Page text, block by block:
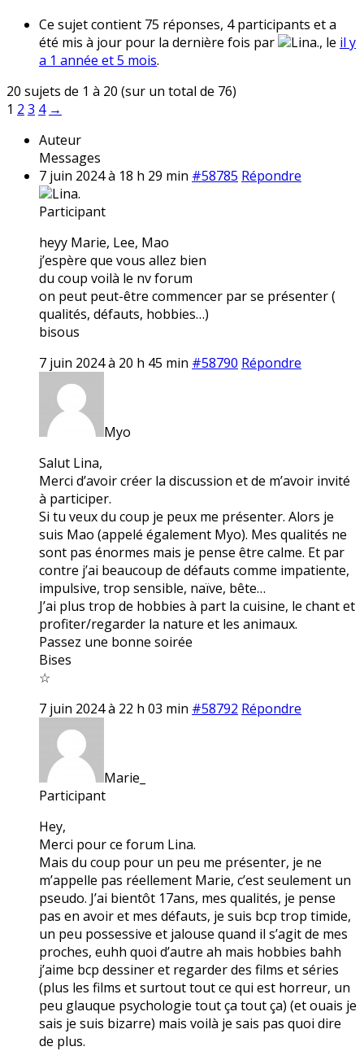
Ce sujet contient 75 réponses, 4 participants et a
été mis à jour pour la dernière fois par
Lina., le il y
a 1 année et 5 mois.
20 sujets de 1 à 20 (sur un total de 76)
1 2 3 4 →
Auteur
Messages
7 juin 2024 à 18 h 29 min #58785 Répondre
Lina.
Participant
heyy Marie, Lee, Mao
j’espère que vous allez bien
du coup voilà le nv forum
on peut peut-être commencer par se présenter (
qualités, défauts, hobbies…)
bisous
7 juin 2024 à 20 h 45 min #58790 Répondre
Myo
Salut Lina,
Merci d’avoir créer la discussion et de m’avoir invité
à participer.
Si tu veux du coup je peux me présenter. Alors je
suis Mao (appelé également Myo). Mes qualités ne
sont pas énormes mais je pense être calme. Et par
contre j’ai beaucoup de défauts comme impatiente,
impulsive, trop sensible, naïve, bête…
J’ai plus trop de hobbies à part la cuisine, le chant et
profiter/regarder la nature et les animaux.
Passez une bonne soirée
Bises
☆
7 juin 2024 à 22 h 03 min #58792 Répondre
Marie_
Participant
Hey,
Merci pour ce forum Lina.
Mais du coup pour un peu me présenter, je ne
m’appelle pas réellement Marie, c’est seulement un
pseudo. J’ai bientôt 17ans, mes qualités, je pense
pas en avoir et mes défauts, je suis bcp trop timide,
un peu possessive et jalouse quand il s’agit de mes
proches, euhh quoi d’autre ah mais hobbies bahh
j’aime bcp dessiner et regarder des films et séries
(plus les films et surtout tout ce qui est horreur, un
peu glauque psychologie tout ça tout ça) (et ouais je
sais je suis bizarre) mais voilà je sais pas quoi dire
de plus.